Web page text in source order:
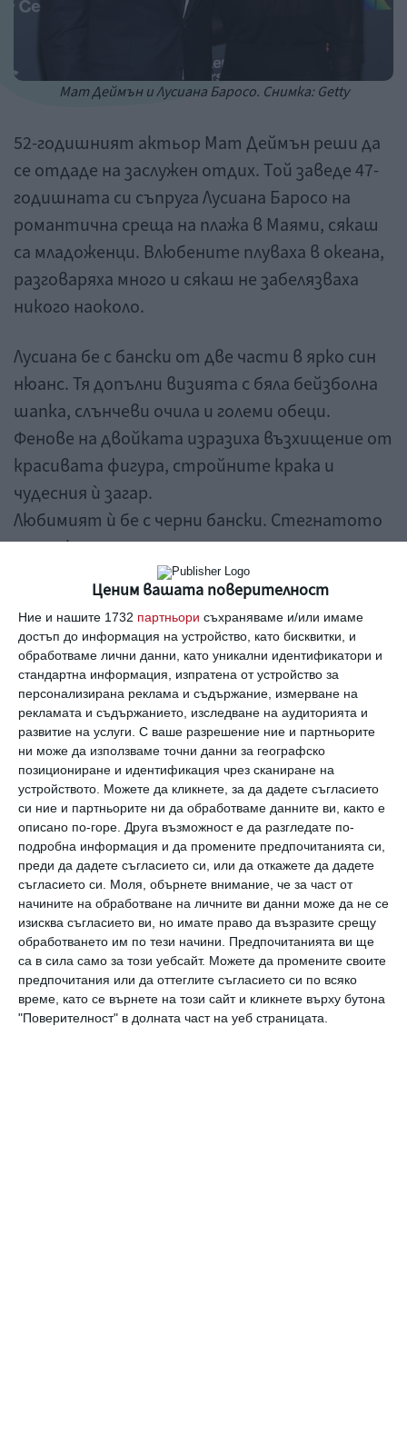
Ценим вашата поверителност
Ние и нашите 1732 партньори съхраняваме и/или имаме
достъп до информация на устройство, като бисквитки, и
обработваме лични данни, като уникални идентификатори и
стандартна информация, изпратена от устройство за
персонализирана реклама и съдържание, измерване на
рекламата и съдържанието, изследване на аудиторията и
развитие на услуги. С ваше разрешение ние и партньорите
ни може да използваме точни данни за географско
позициониране и идентификация чрез сканиране на
устройството. Можете да кликнете, за да дадете съгласието
си ние и партньорите ни да обработваме данните ви, както е
описано по-горе. Друга възможност е да разгледате по-
подробна информация и да промените предпочитанията си,
преди да дадете съгласието си, или да откажете да дадете
съгласието си.
Моля, обърнете внимание, че за част от
начините на обработване на личните ви данни може да не се
изисква съгласието ви, но имате право да възразите срещу
обработването им по тези начини. Предпочитанията ви ще
са в сила само за този уебсайт. Можете да промените своите
предпочитания или да оттеглите съгласието си по всяко
време, като се върнете на този сайт и кликнете върху бутона
"Поверителност" в долната част на уеб страницата.
Мат Деймън и Лусиана Баросо. Снимка: Getty
52-годишният актьор Мат Деймън реши да
се отдаде на заслужен отдих. Той заведе 47-
годишната си съпруга Лусиана Баросо на
романтична среща на плажа в Маями, сякаш
са младоженци. Влюбените плуваха в океана,
разговаряха много и сякаш не забелязваха
никого наоколо.
Лусиана бе с бански от две части в ярко син
нюанс. Тя допълни визията с бяла бейзболна
шапка, слънчеви очила и големи обеци.
Фенове на двойката изразиха възхищение от
красивата фигура, стройните крака и
чудесния ѝ загар.
Любимият ѝ бе с черни бански. Стегнатото
му мускулесто тяло с много
татуировки също стана повод за
коментари.
Двамата с Баросо се наслаждаваха на
хубавото време и говореха оживено.
Деймън гледаше с влюбен поглед Лусиана и от
време на време отместваше косата от
лицето ѝ.
Можете да видите снимкитетук.
Феновете на двойката отбелязаха колко
влюбени и привързани са двамата след 18
години брак.
„Лусиана е красавица! Вижте само как я гледа
мъжът ѝ!“
„Красива двойка, сякаш току що са се
влюбили един в друг.“